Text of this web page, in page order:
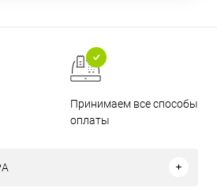
Принимаем все способы
оплаты